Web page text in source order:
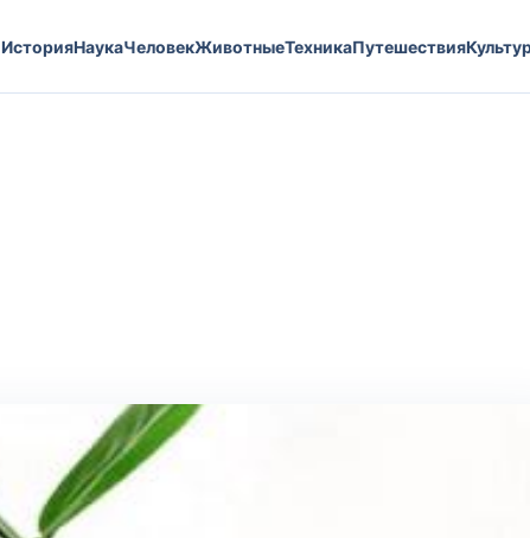
ИсторияНаукаЧеловекЖивотныеТехникаПутешествия